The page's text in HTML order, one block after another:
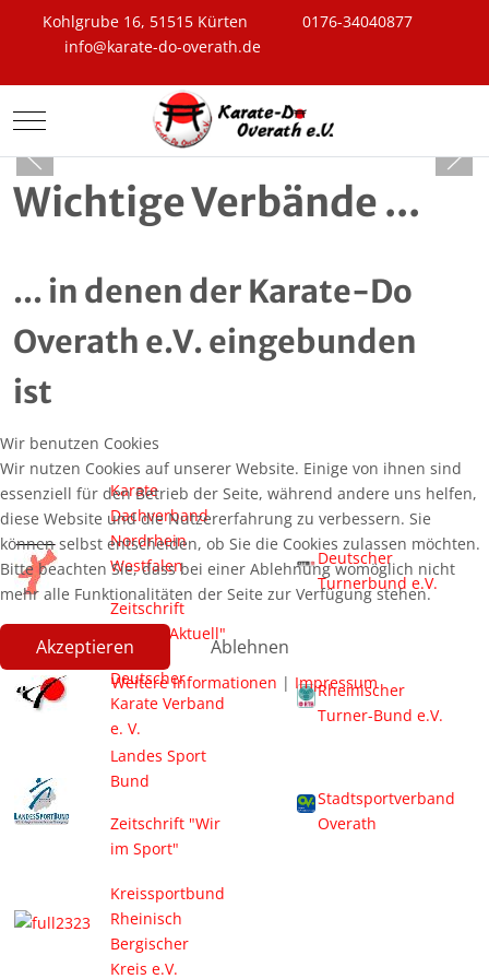
Kohlgrube 16, 51515 Kürten
0176-34040877
info@karate-do-overath.de
Mobile Menu Toggle
Wichtige Verbände ...
... in denen der Karate-Do
Overath e.V. eingebunden
ist
Karate
Dachverband
Nordrhein
Westfalen
Zeitschrift
"Karate Aktuell"
Deutscher
Turnerbund e.V.
Deutscher
Karate Verband
e. V.
Rheinischer
Turner-Bund e.V.
Landes Sport
Bund
Zeitschrift "Wir
im Sport"
Stadtsportverband
Overath
Kreissportbund
Rheinisch
Bergischer
Kreis e.V.
Wir benutzen Cookies
Wir nutzen Cookies auf unserer Website. Einige von ihnen sind
essenziell für den Betrieb der Seite, während andere uns helfen,
diese Website und die Nutzererfahrung zu verbessern. Sie
können selbst entscheiden, ob Sie die Cookies zulassen möchten.
Bitte beachten Sie, dass bei einer Ablehnung womöglich nicht
mehr alle Funktionalitäten der Seite zur Verfügung stehen.
Akzeptieren Ablehnen
Weitere Informationen | Impressum